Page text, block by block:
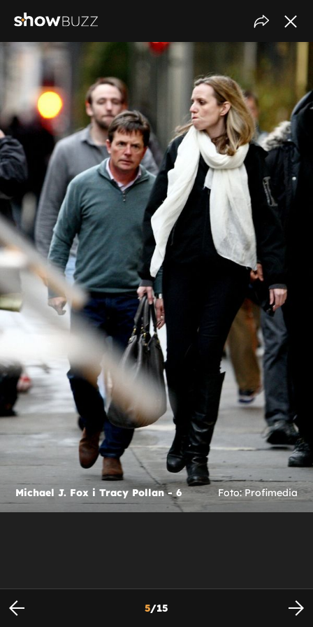
Michael J. Fox i Tracy Pollan - 6 Foto: Profimedia
5/15